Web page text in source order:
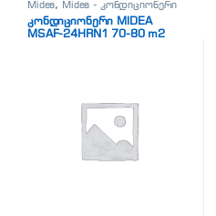
Midea, Midea - კონდიციონერი
კონდიციონერი MIDEA
MSAF-24HRN1 70-80 m2